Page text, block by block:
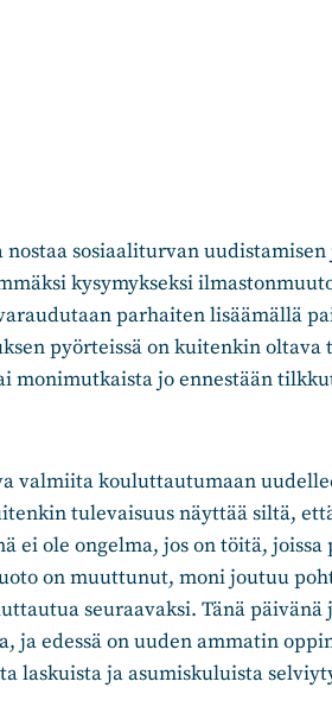
nostaa sosiaaliturvan
kysymykseksi
parhaiten lisäämällä
pyörteissä on kuitenkin oltava
monimutkaista jo ennestään
valmiita kouluttautumaan
tulevaisuus näyttää siltä,
ei ole ongelma, jos on töitä,
on muuttunut, moni joutuu
seuraavaksi. Tänä päivänä
edessä on uuden ammatin
laskuista ja asumiskuluista